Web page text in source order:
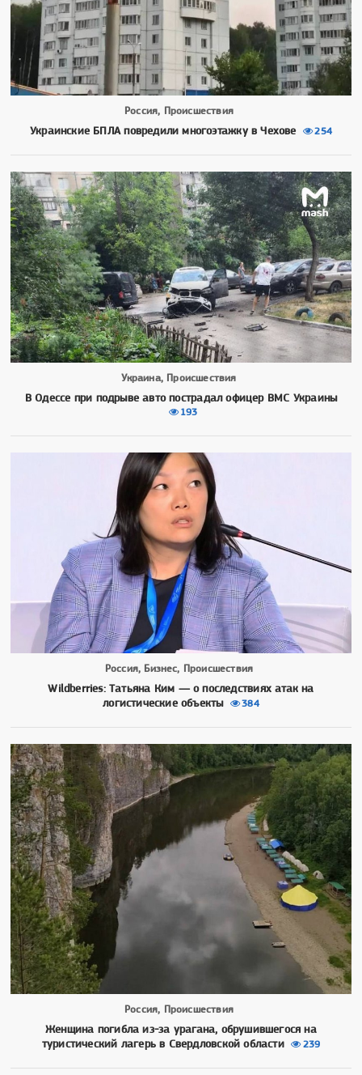
Россия, Происшествия
Украинские БПЛА повредили многоэтажку в Чехове 254
Украина, Происшествия
В Одессе при подрыве авто пострадал офицер ВМС Украины
193
Россия, Бизнес, Происшествия
Wildberries: Татьяна Ким — о последствиях атак на
логистические объекты
384
Россия, Происшествия
Женщина погибла из-за урагана, обрушившегося на
туристический лагерь в Свердловской области
239